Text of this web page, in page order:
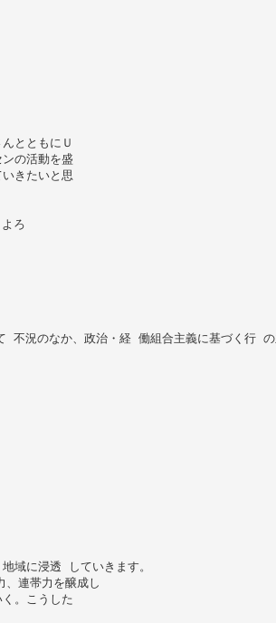
とともにＵ
の活動を盛
きたいと思
ろ
のなか、政治・経 働組合主義に基づく行 の
域に浸透 していきます。
連帯力を醸成し
。こうした